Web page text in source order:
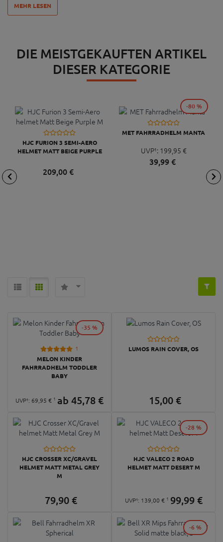
MEHR LESEN
DIE MEISTGEKAUFTEN ARTIKEL
DIESER KATEGORIE
HJC FURION 3 SEMI-AERO
HELMET MATT BEIGE PURPLE
209,00€
MET FAHRRADHELM MANTA
UVP¹: 199,95 €
39,99 €
-80 %
1
MELON KINDER
FAHRRADHELM TODDLER
BABY
UVP¹: 69, 95 € 1 ab 45,78€
-35 %
LUMOS RAIN COVER, OS
15,00€
HJC CROSSER XC/GRAVEL
HELMET MATT METAL GREY
M
79,90€
HJC VALECO 2 ROAD
HELMET MATT DESERT M
UVP¹: 139, 00 € 1 99,99 €
-28 %
-6 %